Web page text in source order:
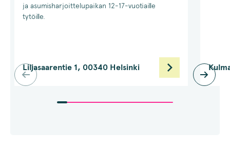
ja asumisharjoittelupaikan 12-17-vuotiaille
tytöille.
Liljasaarentie 1, 00340 Helsinki